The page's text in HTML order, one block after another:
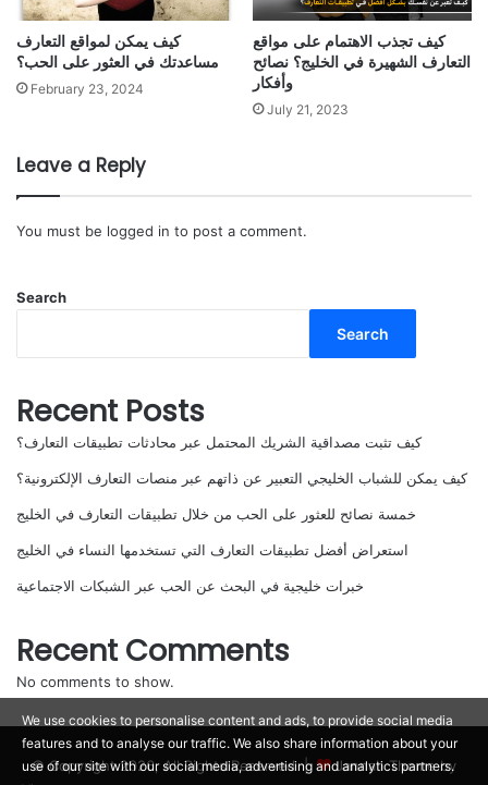
كيف يمكن لمواقع التعارف
مساعدتك في العثور على الحب؟
February 23, 2024
كيف تجذب الاهتمام على مواقع
التعارف الشهيرة في الخليج؟ نصائح
وأفكار
July 21, 2023
Leave a Reply
You must be logged in to post a comment.
Search
Search
Recent Posts
كيف تثبت مصداقية الشريك المحتمل عبر محادثات تطبيقات التعارف؟
كيف يمكن للشباب الخليجي التعبير عن ذاتهم عبر منصات التعارف الإلكترونية؟
خمسة نصائح للعثور على الحب من خلال تطبيقات التعارف في الخليج
استعراض أفضل تطبيقات التعارف التي تستخدمها النساء في الخليج
خبرات خليجية في البحث عن الحب عبر الشبكات الاجتماعية
Recent Comments
No comments to show.
© Copyright 2026, All Rights Reserved | Jannah Theme by
We use cookies to personalise content and ads, to provide social media
features and to analyse our traffic. We also share information about your
use of our site with our social media, advertising and analytics partners.